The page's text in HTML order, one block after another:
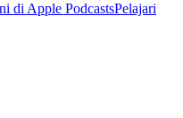
di Apple PodcastsPelajari